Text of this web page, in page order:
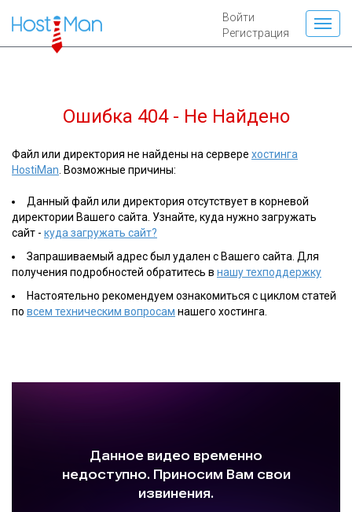
Войти
Регистрация
Ошибка 404 - Не Найдено
Файл или директория не найдены на сервере хостинга
HostiMan . Возможные причины:
Данный файл или директория отсутствует в корневой
директории Вашего сайта. Узнайте, куда нужно загружать
сайт - куда загружать сайт?
Запрашиваемый адрес был удален с Вашего сайта. Для
получения подробностей обратитесь в нашу техподдержку
Настоятельно рекомендуем ознакомиться с циклом статей
по всем техническим вопросам нашего хостинга.